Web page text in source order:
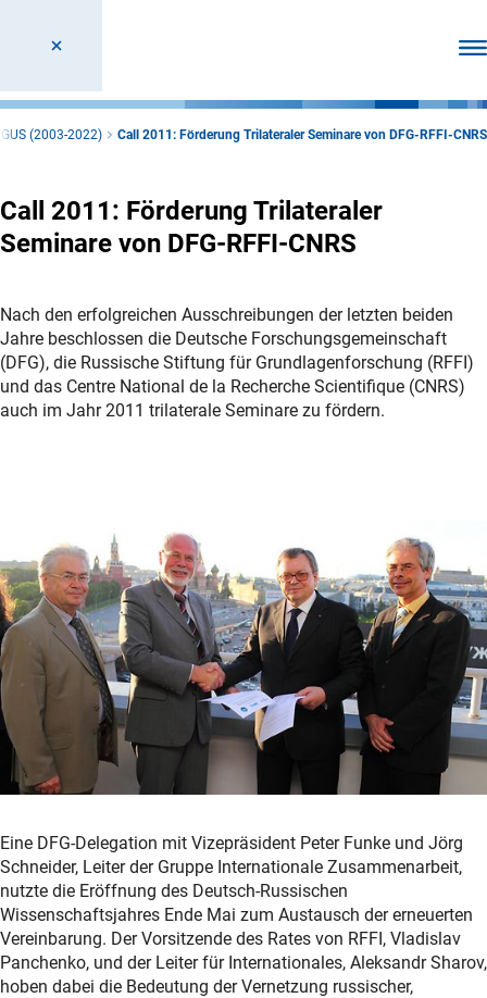
(2003-2022) Call 2011: Förderung Trilateraler Seminare von DFG-RFFI-CNRS
Call 2011: Förderung Trilateraler
Seminare von DFG-RFFI-CNRS
Nach den erfolgreichen Ausschreibungen der letzten beiden
Jahre beschlossen die Deutsche Forschungsgemeinschaft
(DFG), die Russische Stiftung für Grundlagenforschung (RFFI)
und das Centre National de la Recherche Scientifique (CNRS)
auch im Jahr 2011 trilaterale Seminare zu fördern.
Eine DFG-Delegation mit Vizepräsident Peter Funke und Jörg
Schneider, Leiter der Gruppe Internationale Zusammenarbeit,
nutzte die Eröffnung des Deutsch-Russischen
Wissenschaftsjahres Ende Mai zum Austausch der erneuerten
Vereinbarung. Der Vorsitzende des Rates von RFFI, Vladislav
Panchenko, und der Leiter für Internationales, Aleksandr Sharov,
hoben dabei die Bedeutung der Vernetzung russischer,